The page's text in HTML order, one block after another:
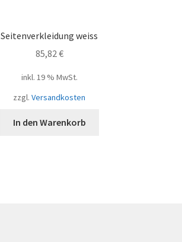
Seitenverkleidung weiss
85,82€
inkl. 19 % MwSt.
zzgl. Versandkosten
In den Warenkorb